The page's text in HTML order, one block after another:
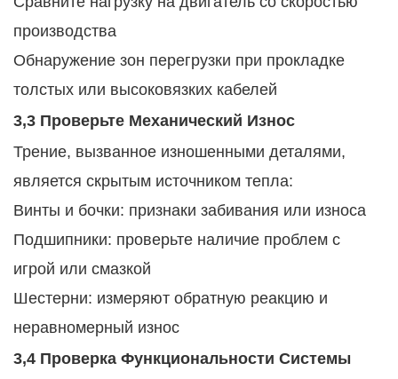
производства
Обнаружение зон перегрузки при прокладке
толстых или высоковязких кабелей
3,3 Проверьте Механический Износ
Трение, вызванное изношенными деталями,
является скрытым источником тепла:
Винты и бочки: признаки забивания или износа
Подшипники: проверьте наличие проблем с
игрой или смазкой
Шестерни: измеряют обратную реакцию и
неравномерный износ
3,4 Проверка Функциональности Системы